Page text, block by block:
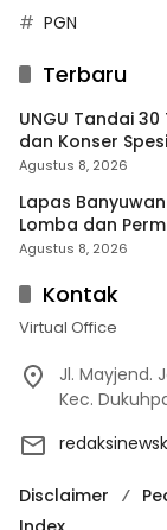
PGN
Terbaru
UNGU Tandai
dan Konser
Agustus 8, 2026
Lapas
Lomba dan
Agustus 8, 2026
Kontak
Virtual Office
Jl. Mayjend.
Kec.
Disclaimer